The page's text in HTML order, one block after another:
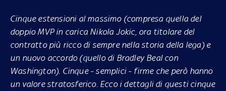
Cinque estensioni al massimo (compresa quella del
doppio MVP in carica Nikola Jokic, ora titolare del
contratto più ricco di sempre nella storia della lega) e
un nuovo accordo (quello di Bradley Beal con
Washington). Cinque - semplici - firme che però hanno
un valore stratosferico. Ecco i dettagli di questi cinque